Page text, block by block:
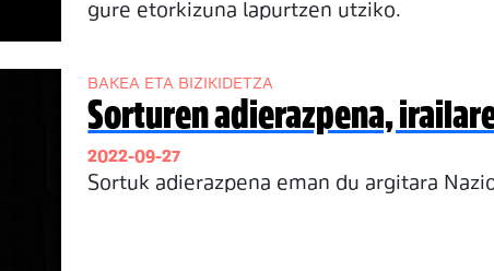
gure etorkizuna lapurtzen utziko.
BAKEA ETA BIZIKIDETZA
Sorturen adierazpena,
2022-09-27
Sortuk adierazpena eman du argitara